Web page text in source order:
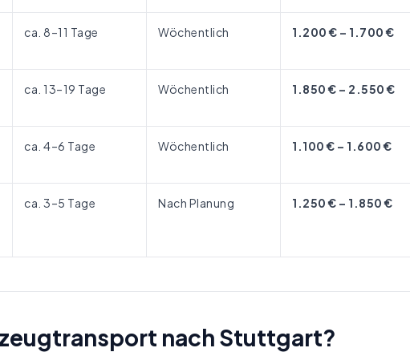
ca. 8–11 Tage Wöchentlich 1.200 € – 1.700 €
ca. 13–19 Tage Wöchentlich 1.850 € – 2.550 €
ca. 4–6 Tage Wöchentlich 1.100 € – 1.600 €
ca. 3–5 Tage Nach Planung 1.250 € – 1.850 €
nach Stuttgart?